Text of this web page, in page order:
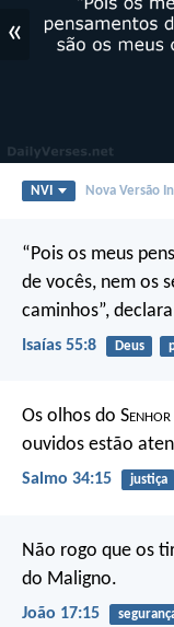
«
NVI Nova Versão
“Pois os meus
de vocês, nem os
caminhos”,
Isaías 55:8 Deus
Os olhos do Senhor
ouvidos estão
Salmo 34:15 justiça
Não rogo que os
do Maligno.
João 17:15